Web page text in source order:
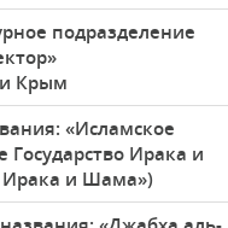
подразделение
Крым
«Исламское
Государство Ирака и
Ирака и Шама»)